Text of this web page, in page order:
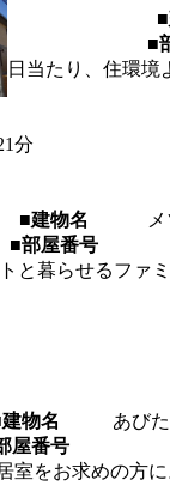
■
日当たり、住環境
分
■建物名
■部屋番号
と暮らせるファ
物名
あび
屋番号
室をお求めの方